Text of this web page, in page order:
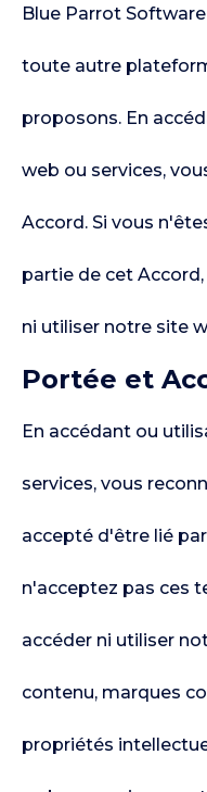
Blue Parrot
toute autre
proposons. En
web ou services,
Accord. Si vous
partie de cet
ni utiliser notre site
Portée et
En accédant ou
services, vous
accepté d'être lié
n'acceptez pas ces
accéder ni utiliser
contenu, marques
propriétés